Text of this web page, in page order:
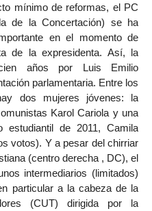
mínimo de reformas, el PC
de la Concertación) se ha
en el momento de
de la expresidenta. Así, la
años por Luis Emilio
parlamentaria. Entre los
dos mujeres jóvenes: la
Karol Cariola y una
estudiantil de 2011, Camila
votos). Y a pesar del chirriar
(centro derecha , DC), el
intermediarios (limitados)
particular a la cabeza de la
(CUT) dirigida por la